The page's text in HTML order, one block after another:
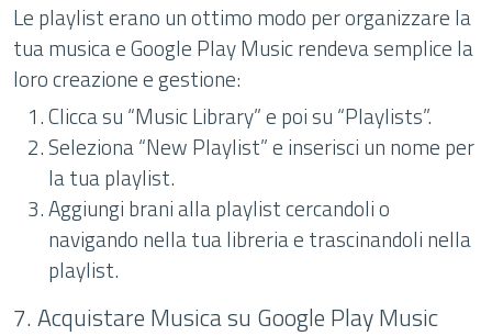
Le playlist erano un ottimo modo per organizzare la
tua musica e Google Play Music rendeva semplice la
loro creazione e gestione:
Clicca su “Music Library” e poi su “Playlists”.
Seleziona “New Playlist” e inserisci un nome per
la tua playlist.
Aggiungi brani alla playlist cercandoli o
navigando nella tua libreria e trascinandoli nella
playlist.
7. Acquistare Musica su Google Play Music